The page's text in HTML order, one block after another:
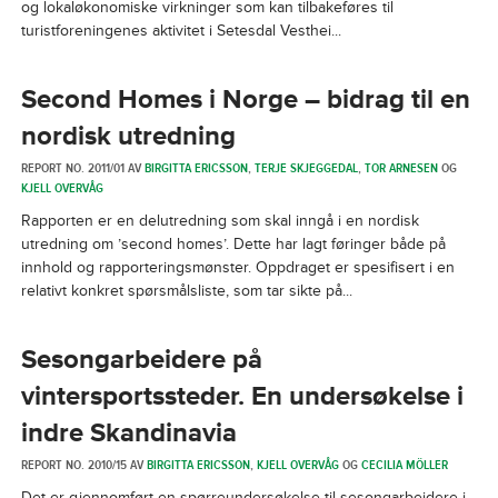
og lokaløkonomiske virkninger som kan tilbakeføres til
turistforeningenes aktivitet i Setesdal Vesthei...
Second Homes i Norge – bidrag til en
nordisk utredning
REPORT NO. 2011/01 AVBIRGITTA ERICSSON,TERJE SKJEGGEDAL,TOR ARNESENOG
KJELL OVERVÅG
Rapporten er en delutredning som skal inngå i en nordisk
utredning om ’second homes’. Dette har lagt føringer både på
innhold og rapporteringsmønster. Oppdraget er spesifisert i en
relativt konkret spørsmålsliste, som tar sikte på...
Sesongarbeidere på
vintersportssteder. En undersøkelse i
indre Skandinavia
REPORT NO. 2010/15 AVBIRGITTA ERICSSON,KJELL OVERVÅGOGCECILIA MÖLLER